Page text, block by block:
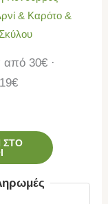
& Καρότο &
30€ ·
ΣΤΟ